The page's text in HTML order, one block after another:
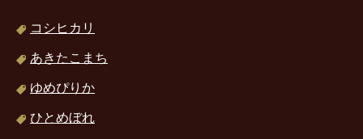
コシヒカリ
あきたこまち
ゆめぴりか
ひとめぼれ